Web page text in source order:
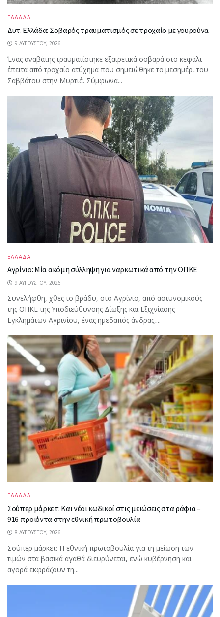
ΕΛΛΑΔΑ
Δυτ. Ελλάδα: Σοβαρός τραυματισμός σε τροχαίο με γουρούνα
9 ΑΥΓΟΎΣΤΟΥ, 2026
Ένας αναβάτης τραυματίστηκε εξαιρετικά σοβαρά στο κεφάλι
έπειτα από τροχαίο ατύχημα που σημειώθηκε το μεσημέρι του
Σαββάτου στην Μυρτιά. Σύμφωνα...
ΕΛΛΑΔΑ
Αγρίνιο: Μία ακόμη σύλληψη για ναρκωτικά από την ΟΠΚΕ
9 ΑΥΓΟΎΣΤΟΥ, 2026
Συνελήφθη, χθες το βράδυ, στο Αγρίνιο, από αστυνομικούς
της ΟΠΚΕ της Υποδιεύθυνσης Δίωξης και Εξιχνίασης
Εγκλημάτων Αγρινίου, ένας ημεδαπός άνδρας,...
ΕΛΛΑΔΑ
Σούπερ μάρκετ: Και νέοι κωδικοί στις μειώσεις στα ράφια –
916 προϊόντα στην εθνική πρωτοβουλία
8 ΑΥΓΟΎΣΤΟΥ, 2026
Σούπερ μάρκετ: Η εθνική πρωτοβουλία για τη μείωση των
τιμών στα βασικά αγαθά διευρύνεται, ενώ κυβέρνηση και
αγορά εκφράζουν τη...